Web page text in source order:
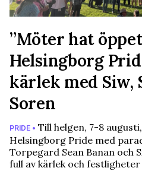
”Möter hat
Helsingborg
kärlek med Siw,
Soren
PRIDE • Till helgen, 7-8
Helsingborg Pride med
Torpegard Sean Banan och
full av kärlek och